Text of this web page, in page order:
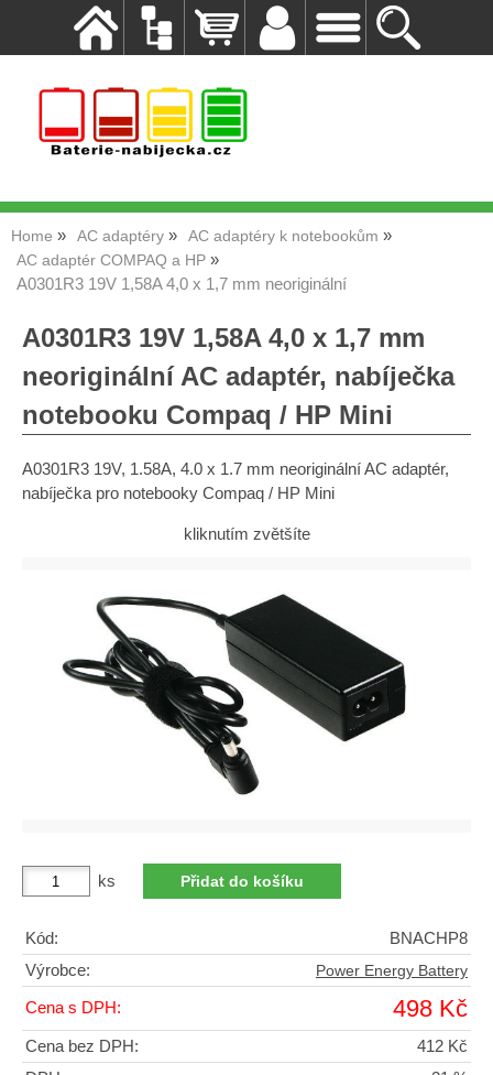
Home AC adaptéry
AC adaptéry k notebookům
AC adaptér COMPAQ a HP
A0301R3 19V 1,58A 4,0 x 1,7 mm neoriginální
A0301R3 19V 1,58A 4,0 x 1,7 mm
neoriginální AC adaptér, nabíječka
notebooku Compaq / HP Mini
A0301R3 19V, 1.58A, 4.0 x 1.7 mm neoriginální AC adaptér,
nabíječka pro notebooky Compaq / HP Mini
kliknutím zvětšíte
ks
Kód:
BNACHP8
Výrobce:
Power Energy Battery
Cena s DPH: 498 Kč
Cena bez DPH:
412 Kč